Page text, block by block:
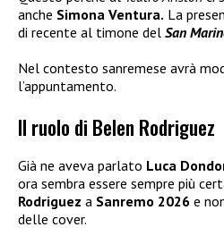
anche Simona Ventura. La
di recente al timone del San
Nel contesto sanremese avrà
l’appuntamento.
Il ruolo di Belen Rodriguez
Già ne aveva parlato Luca
ora sembra essere sempre più
Rodriguez a Sanremo 2026 e
delle cover.